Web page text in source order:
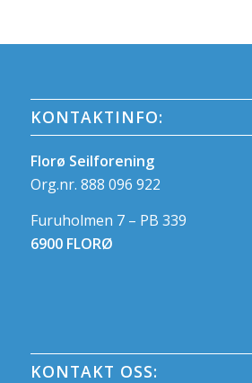
KONTAKTINFO:
Florø Seilforening
Org.nr. 888 096 922
Furuholmen 7 – PB 339
6900 FLORØ
KONTAKT OSS: